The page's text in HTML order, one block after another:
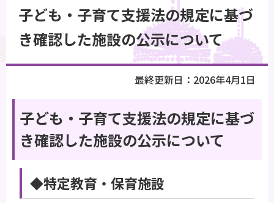
で
すか
子ども・子育て支援法の規定に基づ
き確認した施設の公示について
最終更新日：2026年4月1日
子ども・子育て支援法の規定に基づ
き確認した施設の公示について
◆特定教育・保育施設